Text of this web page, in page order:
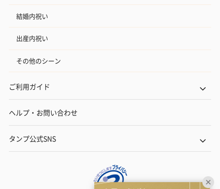
結婚内祝い
出産内祝い
その他のシーン
ご利用ガイド
ヘルプ・お問い合わせ
タンプ公式SNS